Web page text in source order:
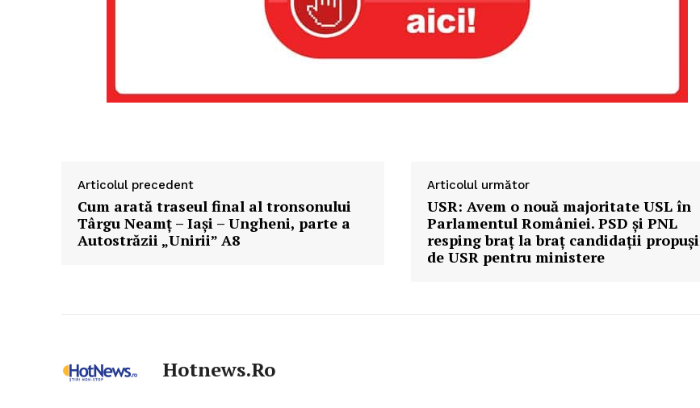
Articolul precedent
Cum arată traseul final al tronsonului
Târgu Neamț – Iași – Ungheni, parte a
Autostrăzii „Unirii” A8
Articolul următor
USR: Avem o nouă majoritate USL în
Parlamentul României. PSD şi PNL
resping braţ la braţ candidaţii propuşi
de USR pentru ministere
Hotnews.ro